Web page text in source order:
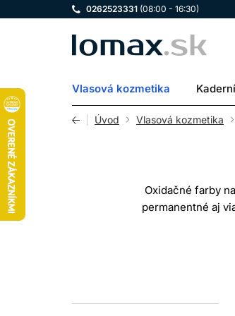
0262523331 (08:00 - 16:30)
LOMAX
Vlasová kozmetika
Úvod Vlasová kozmetika
Oxidačné farby
permanentné aj
zosvetľovať
Po spojení